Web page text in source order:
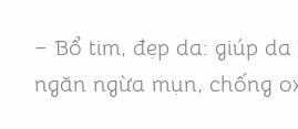
– Bổ tim, đẹp da: giúp
ngăn ngừa mụn, chống